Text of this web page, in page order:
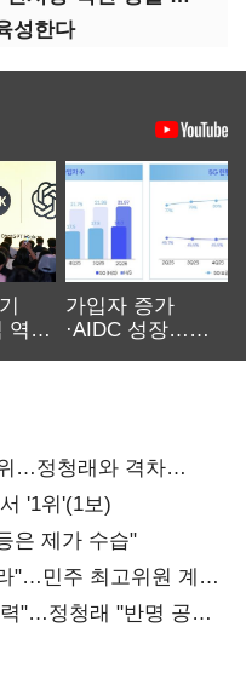
성한다
역대
가입자 증가
·AIDC 성장…
…정청래와 격차
'1위'(1보)
은 제가 수습"
"…민주 최고위원 계파
"…정청래 "반명 공세